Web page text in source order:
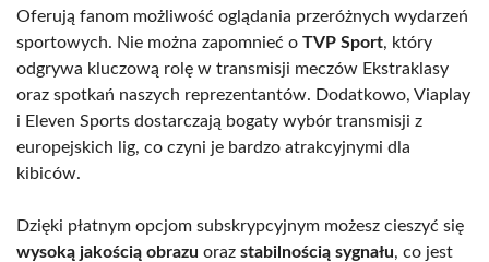
Oferują fanom możliwość oglądania przeróżnych wydarzeń
sportowych. Nie można zapomnieć o TVP Sport, który
odgrywa kluczową rolę w transmisji meczów Ekstraklasy
oraz spotkań naszych reprezentantów. Dodatkowo, Viaplay
i Eleven Sports dostarczają bogaty wybór transmisji z
europejskich lig, co czyni je bardzo atrakcyjnymi dla
kibiców.
Dzięki płatnym opcjom subskrypcyjnym możesz cieszyć się
wysoką jakością obrazu oraz stabilnością sygnału, co jest